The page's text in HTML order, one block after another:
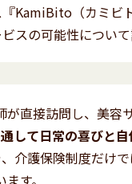
KamiBito（カミビ
スの可能性について
直接訪問し、美
して日常の喜びと
介護保険制度だけ
す。